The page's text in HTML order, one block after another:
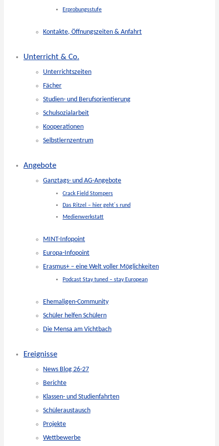
Erprobungsstufe
Kontakte, Öffnungszeiten & Anfahrt
Unterricht & Co.
Unterrichtszeiten
Fächer
Studien- und Berufsorientierung
Schulsozialarbeit
Kooperationen
Selbstlernzentrum
Angebote
Ganztags- und AG-Angebote
Crack Field Stompers
Das Ritzel – hier geht´s rund
Medienwerkstatt
MINT-Infopoint
Europa-Infopoint
Erasmus+ – eine Welt voller Möglichkeiten
Podcast Stay tuned – stay European
Ehemaligen-Community
Schüler helfen Schülern
Die Mensa am Vichtbach
Ereignisse
News Blog 26-27
Berichte
Klassen- und Studienfahrten
Schüleraustausch
Projekte
Wettbewerbe